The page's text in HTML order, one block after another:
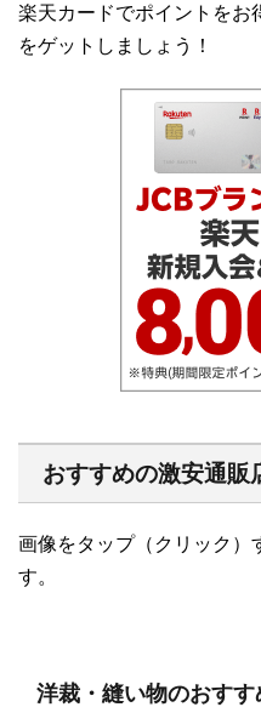
楽天カードでポイントをお
をゲットしましょう！
おすすめの激安通販
画像をタップ（クリック）
す。
洋裁・縫い物のおすす